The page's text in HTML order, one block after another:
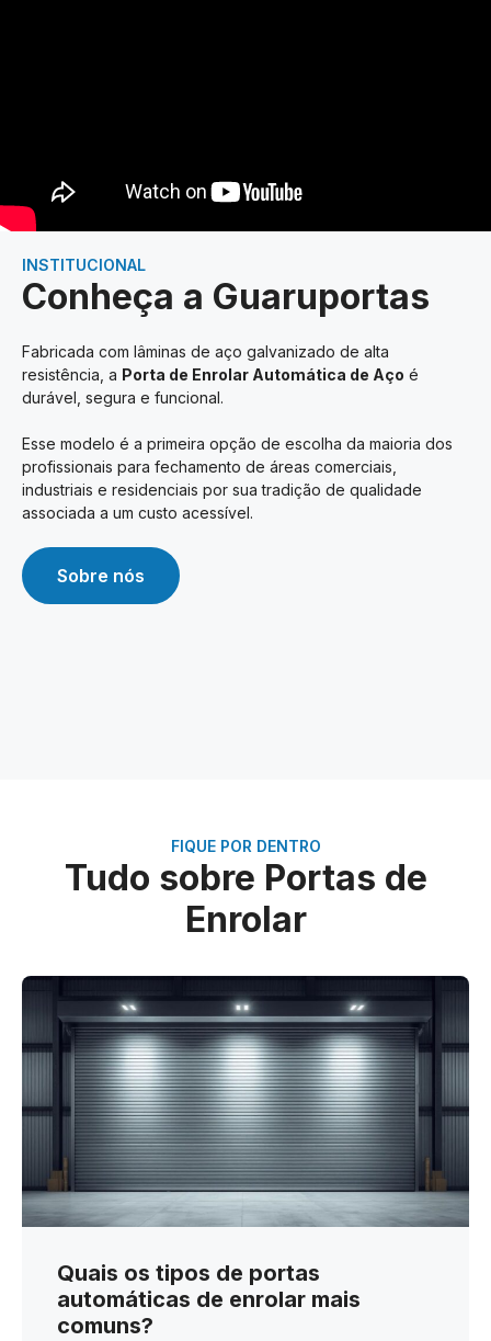
INSTITUCIONAL
Conheça a Guaruportas
Fabricada com lâminas de aço galvanizado de alta
resistência, a Porta de Enrolar Automática de Aço é
durável, segura e funcional.
Esse modelo é a primeira opção de escolha da maioria dos
profissionais para fechamento de áreas comerciais,
industriais e residenciais por sua tradição de qualidade
associada a um custo acessível.
Sobre nós
FIQUE POR DENTRO
Tudo sobre Portas de
Enrolar
Quais os tipos de portas
automáticas de enrolar mais
comuns?